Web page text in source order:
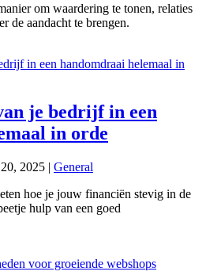
om waardering te tonen, relaties
de aandacht te brengen.
je bedrijf in een
in orde
2025 | General
hoe je jouw financiën stevig in de
hulp van een goed